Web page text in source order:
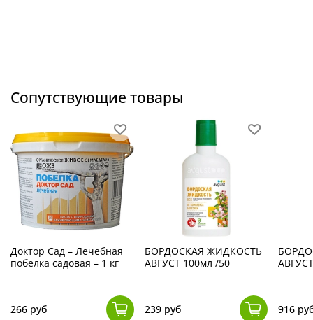
Агротехника:Солнце, полутень. Почвы предпочитают
плодородные, слабо-кислые (можно нейтральные),
влажные, легкие, хорошо дренированные. На зиму
молодые саженцы лучше укрывать укрывным материалом.
Сопутствующие товары
Доктор Сад – Лечебная
побелка садовая – 1 кг
266 руб
БОРДОСКАЯ ЖИДКОСТЬ
АВГУСТ 100мл /50
239 руб 916